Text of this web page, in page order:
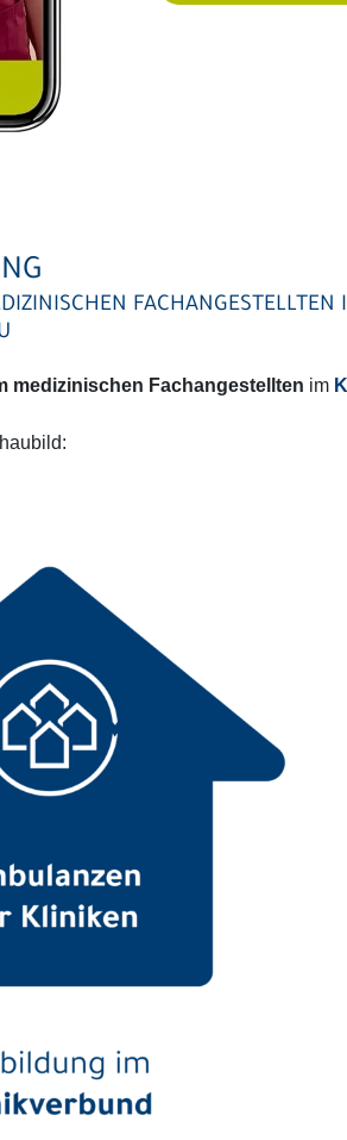
medizinischen Fachangestellten im